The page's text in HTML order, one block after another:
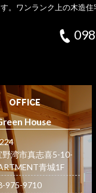
。ワンランク上の木造
OFFICE
House
野湾市真志喜5-10-
青城1F
975-9710